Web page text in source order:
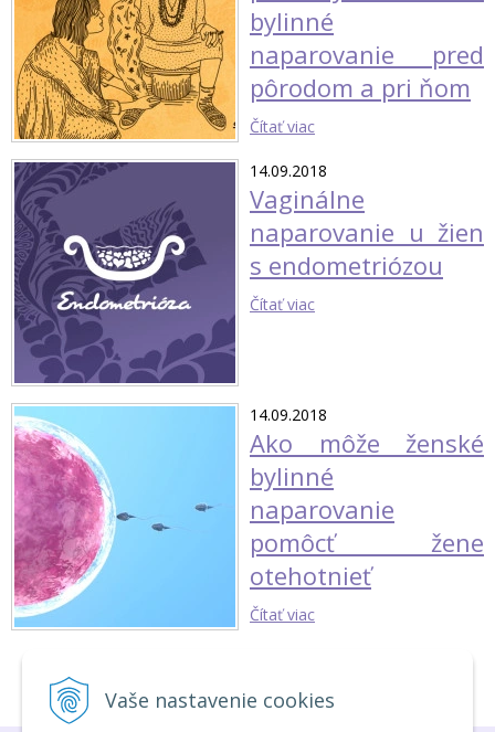
Vaše nastavenie cookies
bylinné
naparovanie pred
pôrodom a pri ňom
Čítať viac
14.09.2018
Vaginálne
naparovanie u žien
s endometriózou
Čítať viac
14.09.2018
Ako môže ženské
bylinné
naparovanie
pomôcť žene
otehotnieť
Čítať viac